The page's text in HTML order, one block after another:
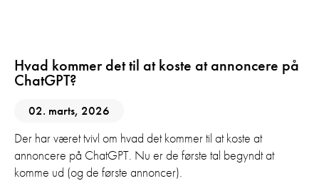
Hvad kommer det til at koste at annoncere på
ChatGPT?
02. marts, 2026
Der har været tvivl om hvad det kommer til at koste at
annoncere på ChatGPT. Nu er de første tal begyndt at
komme ud (og de første annoncer).